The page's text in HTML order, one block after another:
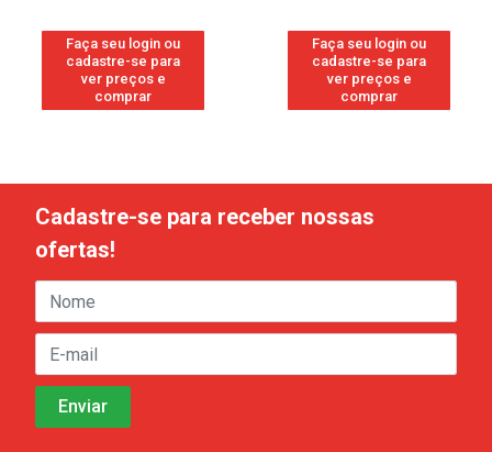
Faça seu login ou
cadastre-se para
ver preços e
comprar
Faça seu login ou
cadastre-se para
ver preços e
comprar
Cadastre-se para receber nossas
ofertas!